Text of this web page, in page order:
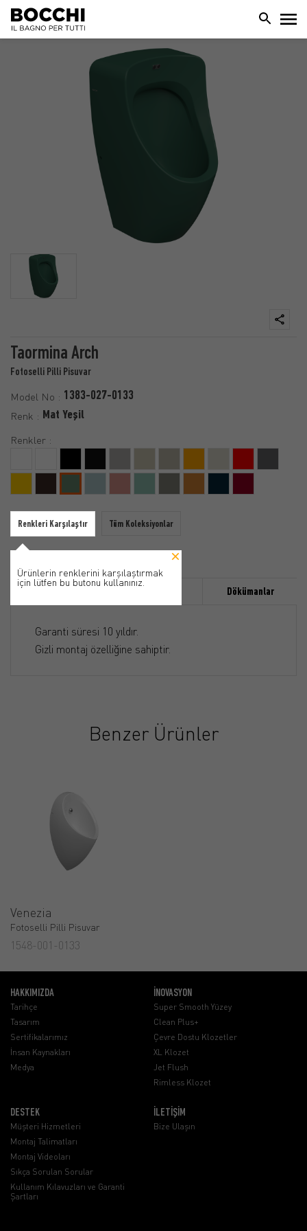
Taormina Arch
Fotoselli Pilli Pisuvar
Model No : 1383-027-0133
Renk : Mat Yeşil
Renkler :
Renkleri Karşılaştır Tüm Koleksiyonlar
Ürünlerin renklerini karşılaştırmak
için lütfen bu butonu kullanınız.
Dökümanlar
Garanti süresi 10 yıldır.
Gizli montaj özelliğine sahiptir.
Benzer Ürünler
Venezia
Fotoselli Pilli Pisuvar
1548-001-0133
HAKKIMIZDA
Tarihçe
Tasarım
Sertifikalarımız
İnsan Kaynakları
Medya
İNOVASYON
Super Smooth Yüzey
Clean Plus+
Çevre Dostu Klozetler
XL Klozet
Jet Flush
Rimless Klozet
DESTEK
Müşteri Hizmetleri
Montaj Talimatları
Montaj Videoları
Sıkça Sorulan Sorular
Kullanım Kılavuzları ve Garanti
Şartları
İLETİŞİM
Bize Ulaşın